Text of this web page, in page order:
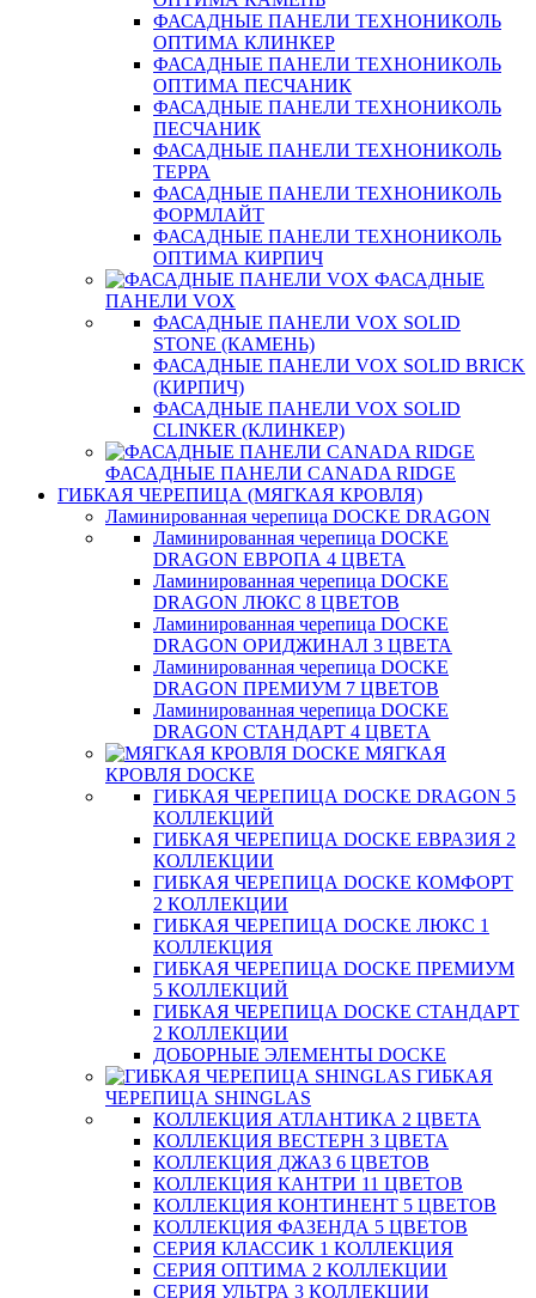
ФАСАДНЫЕ ПАНЕЛИ ТЕХНОНИКОЛЬ
ОПТИМА КЛИНКЕР
ФАСАДНЫЕ ПАНЕЛИ ТЕХНОНИКОЛЬ
ОПТИМА ПЕСЧАНИК
ФАСАДНЫЕ ПАНЕЛИ ТЕХНОНИКОЛЬ
ПЕСЧАНИК
ФАСАДНЫЕ ПАНЕЛИ ТЕХНОНИКОЛЬ
ТЕРРА
ФАСАДНЫЕ ПАНЕЛИ ТЕХНОНИКОЛЬ
ФОРМЛАЙТ
ФАСАДНЫЕ ПАНЕЛИ ТЕХНОНИКОЛЬ
ОПТИМА КИРПИЧ
ФАСАДНЫЕ
ПАНЕЛИ VOX
ФАСАДНЫЕ ПАНЕЛИ VOX SOLID
STONE (КАМЕНЬ)
ФАСАДНЫЕ ПАНЕЛИ VOX SOLID BRICK
(КИРПИЧ)
ФАСАДНЫЕ ПАНЕЛИ VOX SOLID
CLINКER (КЛИНКЕР)
ФАСАДНЫЕ ПАНЕЛИ CANADA RIDGE
ГИБКАЯ ЧЕРЕПИЦА (МЯГКАЯ КРОВЛЯ)
Ламинированная черепица DOCKE DRAGON
Ламинированная черепица DOCKE
DRAGON ЕВРОПА 4 ЦВЕТА
Ламинированная черепица DOCKE
DRAGON ЛЮКС 8 ЦВЕТОВ
Ламинированная черепица DOCKE
DRAGON ОРИДЖИНАЛ 3 ЦВЕТА
Ламинированная черепица DOCKE
DRAGON ПРЕМИУМ 7 ЦВЕТОВ
Ламинированная черепица DOCKE
DRAGON СТАНДАРТ 4 ЦВЕТA
МЯГКАЯ
КРОВЛЯ DOCKE
ГИБКАЯ ЧЕРЕПИЦА DOCKE DRAGON 5
КОЛЛЕКЦИЙ
ГИБКАЯ ЧЕРЕПИЦА DOCKE ЕВРАЗИЯ 2
КОЛЛЕКЦИИ
ГИБКАЯ ЧЕРЕПИЦА DOCKE КОМФОРТ
2 КОЛЛЕКЦИИ
ГИБКАЯ ЧЕРЕПИЦА DOCKE ЛЮКС 1
КОЛЛЕКЦИЯ
ГИБКАЯ ЧЕРЕПИЦА DOCKE ПРЕМИУМ
5 КОЛЛЕКЦИЙ
ГИБКАЯ ЧЕРЕПИЦА DOCKE СТАНДАРТ
2 КОЛЛЕКЦИИ
ДОБОРНЫЕ ЭЛЕМЕНТЫ DOCKE
ГИБКАЯ
ЧЕРЕПИЦА SHINGLAS
КОЛЛЕКЦИЯ АТЛАНТИКА 2 ЦВЕТА
КОЛЛЕКЦИЯ ВЕСТЕРН 3 ЦВЕТА
КОЛЛЕКЦИЯ ДЖАЗ 6 ЦВЕТОВ
КОЛЛЕКЦИЯ КАНТРИ 11 ЦВЕТОВ
КОЛЛЕКЦИЯ КОНТИНЕНТ 5 ЦВЕТОВ
КОЛЛЕКЦИЯ ФАЗЕНДА 5 ЦВЕТОВ
СЕРИЯ КЛАССИК 1 КОЛЛЕКЦИЯ
СЕРИЯ ОПТИМА 2 КОЛЛЕКЦИИ
СЕРИЯ УЛЬТРА 3 КОЛЛЕКЦИИ